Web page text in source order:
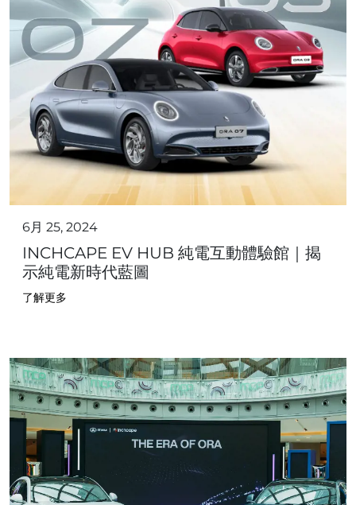
6月 25, 2024
INCHCAPE EV HUB 純電互動體驗館｜揭
示純電新時代藍圖
了解更多